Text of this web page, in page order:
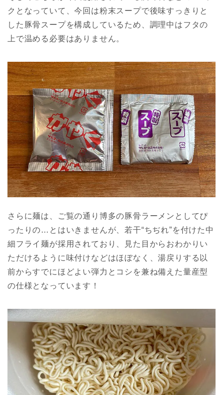
クとなっていて、今回は粉末スープで後味すっきりと
した豚骨スープを構成しているため、調理中はフタの
上で温める必要はありません。
さらに麺は、ご覧の通り博多の豚骨ラーメンとしてぴ
ったりの…とはいきませんが、若干“ちぢれ”を付けた中
細フライ麺が採用されており、見た目からおわかりい
ただけるように味付けなどはほぼなく、湯戻りする以
前からすでにほどよい弾力とコシを兼ね備えた量産型
の仕様となっています！